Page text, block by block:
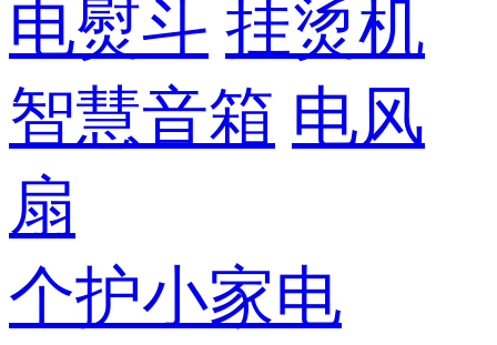
电熨斗 挂烫机
智慧音箱 电风
扇
个护小家电